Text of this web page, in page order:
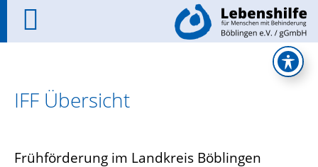
IFF Übersicht
Frühförderung im Landkreis Böblingen